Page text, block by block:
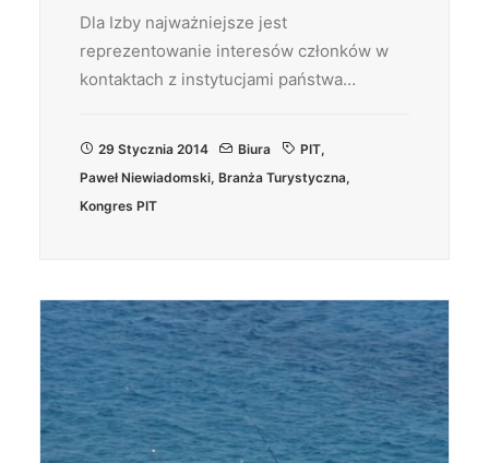
Dla Izby najważniejsze jest
reprezentowanie interesów członków w
kontaktach z instytucjami państwa…
29 Stycznia 2014 Biura PIT,
Paweł Niewiadomski, Branża Turystyczna,
Kongres PIT